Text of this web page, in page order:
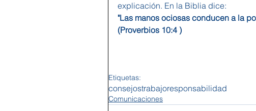
explicación. En la Biblia dice:
"Las manos ociosas conducen a la
(Proverbios 10:4 )
Etiquetas:
consejostrabajoresponsabilidad
Comunicaciones